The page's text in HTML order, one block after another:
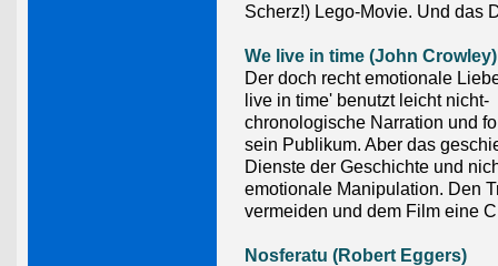
Scherz!) Lego-Movie. Und das
We live in time (John Crowley)
Der doch recht emotionale
live in time' benutzt leicht nicht-
chronologische Narration und
sein Publikum. Aber das
Dienste der Geschichte und
emotionale Manipulation. Den
vermeiden und dem Film eine
Nosferatu (Robert Eggers)